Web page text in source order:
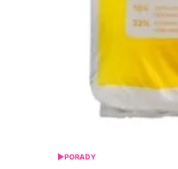
POSTED
PORADY